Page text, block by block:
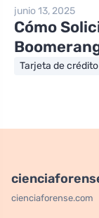
junio 13, 2025
Cómo
Tarjeta de crédito
cienciaforense.com